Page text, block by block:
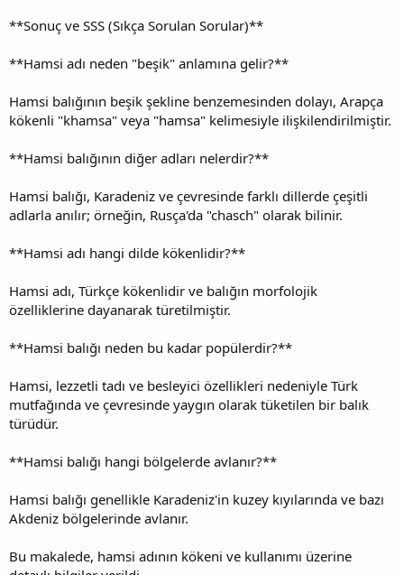
**Sonuç ve SSS (Sıkça Sorulan Sorular)**
**Hamsi adı neden "beşik" anlamına gelir?**
Hamsi balığının beşik şekline benzemesinden dolayı, Arapça
kökenli "khamsa" veya "hamsa" kelimesiyle ilişkilendirilmiştir.
**Hamsi balığının diğer adları nelerdir?**
Hamsi balığı, Karadeniz ve çevresinde farklı dillerde çeşitli
adlarla anılır; örneğin, Rusça'da "chasch" olarak bilinir.
**Hamsi adı hangi dilde kökenlidir?**
Hamsi adı, Türkçe kökenlidir ve balığın morfolojik
özelliklerine dayanarak türetilmiştir.
**Hamsi balığı neden bu kadar popülerdir?**
Hamsi, lezzetli tadı ve besleyici özellikleri nedeniyle Türk
mutfağında ve çevresinde yaygın olarak tüketilen bir balık
türüdür.
**Hamsi balığı hangi bölgelerde avlanır?**
Hamsi balığı genellikle Karadeniz'in kuzey kıyılarında ve bazı
Akdeniz bölgelerinde avlanır.
Bu makalede, hamsi adının kökeni ve kullanımı üzerine